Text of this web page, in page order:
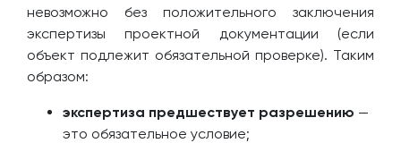
невозможно без положительного заключения
экспертизы проектной документации (если
объект подлежит обязательной проверке). Таким
образом:
экспертиза предшествует разрешению —
это обязательное условие;